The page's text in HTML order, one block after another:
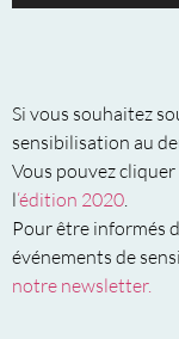
Si vous souhaitez
sensibilisation au
Vous pouvez
l‘édition 2020.
Pour être informés
événements de
notre newsletter.